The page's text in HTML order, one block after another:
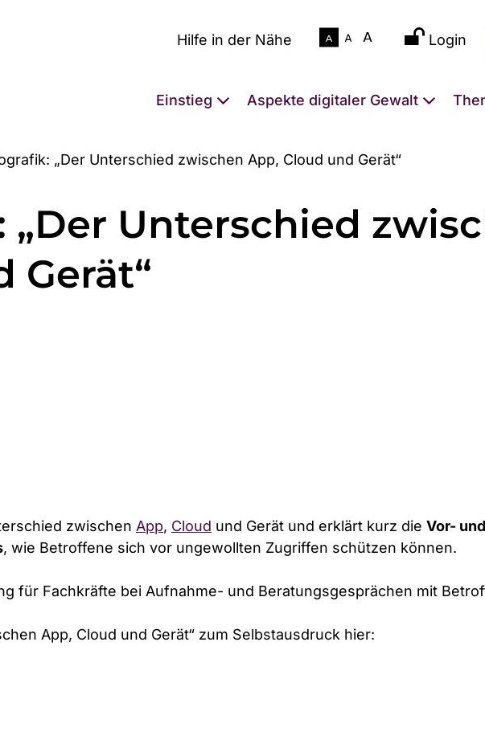
Hilfe in der Nähe Login
Einstieg Aspekte digitaler Gewalt
„Der Unterschied zwischen App, Cloud und Gerät“
„Der Unterschied
Gerät“
zwischen App, Cloud und Gerät und erklärt kurz die Vor-
, wie Betroffene sich vor ungewollten Zugriffen schützen können.
für Fachkräfte bei Aufnahme- und Be­rat­ungs­gesprächen mit
App, Cloud und Gerät“ zum Selbstausdruck hier: